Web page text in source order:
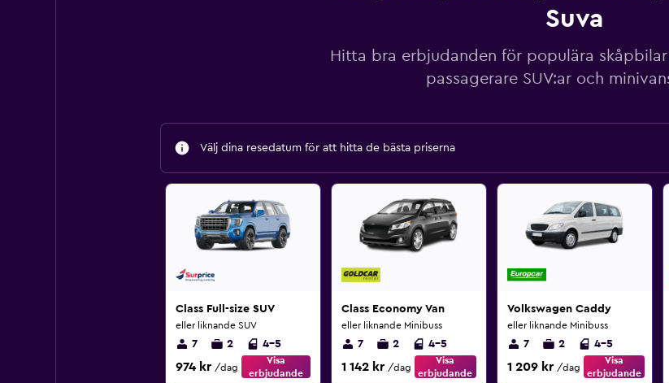
Suva
Hitta bra erbjudanden för populära
passagerare SUV:ar och
Välj dina resedatum för att hitta de bästa priserna
Class Full-size SUV
eller liknande SUV
7 2 4-5
974 kr /dag
Visa
erbjudande
Class Economy Van
eller liknande Minibuss
7 2 4-5
1 142 kr /dag
Visa
erbjudande
Volkswagen Caddy
eller liknande Minibuss
7 2 4-5
1 209 kr /dag
Visa
erbjudande